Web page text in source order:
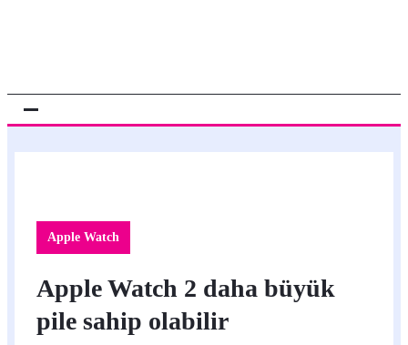
Apple Watch
Apple Watch 2 daha büyük
pile sahip olabilir